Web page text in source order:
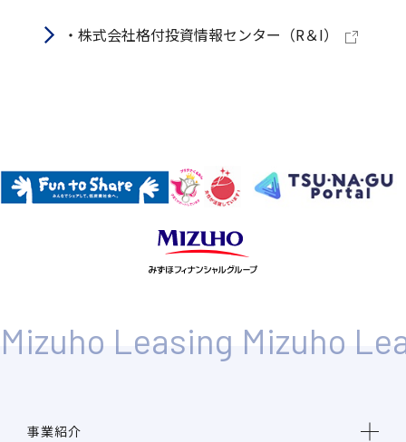
・株式会社格付投資情報センター（R＆I）
事業紹介